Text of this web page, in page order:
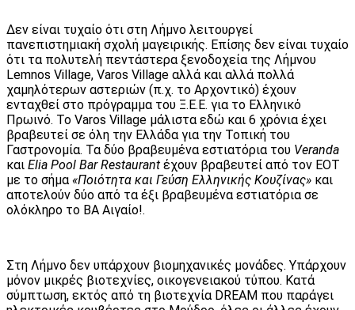
Δεν είναι τυχαίο ότι στη Λήμνο λειτουργεί
πανεπιστημιακή σχολή μαγειρικής. Επίσης δεν είναι τυχαίο
ότι τα πολυτελή πεντάστερα ξενοδοχεία της Λήμνου
Lemnos Village, Varos Village αλλά και αλλά πολλά
χαμηλότερων αστεριών (π.χ. το Αρχοντικό) έχουν
ενταχθεί στο πρόγραμμα του Ξ.Ε.Ε. για το Ελληνικό
Πρωινό. Το Varos Village μάλιστα εδώ και 6 χρόνια έχει
βραβευτεί σε όλη την Ελλάδα για την Τοπική του
Γαστρονομία. Τα δύο βραβευμένα εστιατόρια του Veranda
και Elia Pool Bar Restaurant έχουν βραβευτεί από τον ΕΟΤ
με το σήμα«Ποιότητα και Γεύση Ελληνικής Κουζίνας» και
αποτελούν δύο από τα έξι βραβευμένα εστιατόρια σε
ολόκληρο το ΒΑ Αιγαίο!.
Στη Λήμνο δεν υπάρχουν βιομηχανικές μονάδες. Υπάρχουν
μόνον μικρές βιοτεχνίες, οικογενειακού τύπου. Κατά
σύμπτωση, εκτός από τη βιοτεχνία DREAM που παράγει